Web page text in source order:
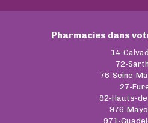
Pharmacies dans
14-
72-
76-Seine-
27-
92-Hauts-
976-
971-